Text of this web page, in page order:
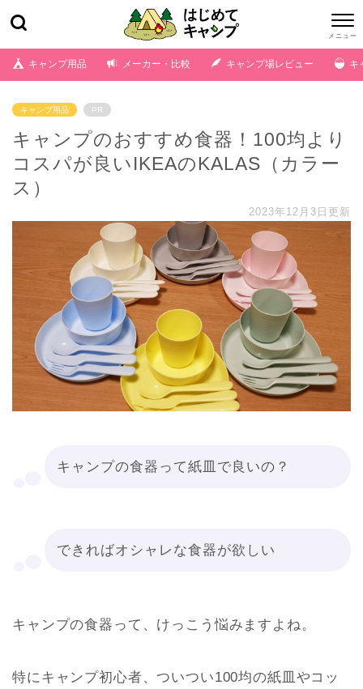
キャンプ用品 メーカー・比較 キャンプ場レビュー キ
キャンプ用品 PR
キャンプのおすすめ食器！100均より
コスパが良いIKEAのKALAS（カラー
ス）
2023年12月3日更新
キャンプの食器って紙皿で良いの？
できればオシャレな食器が欲しい
キャンプの食器って、けっこう悩みますよね。
特にキャンプ初心者、ついつい100均の紙皿やコッ